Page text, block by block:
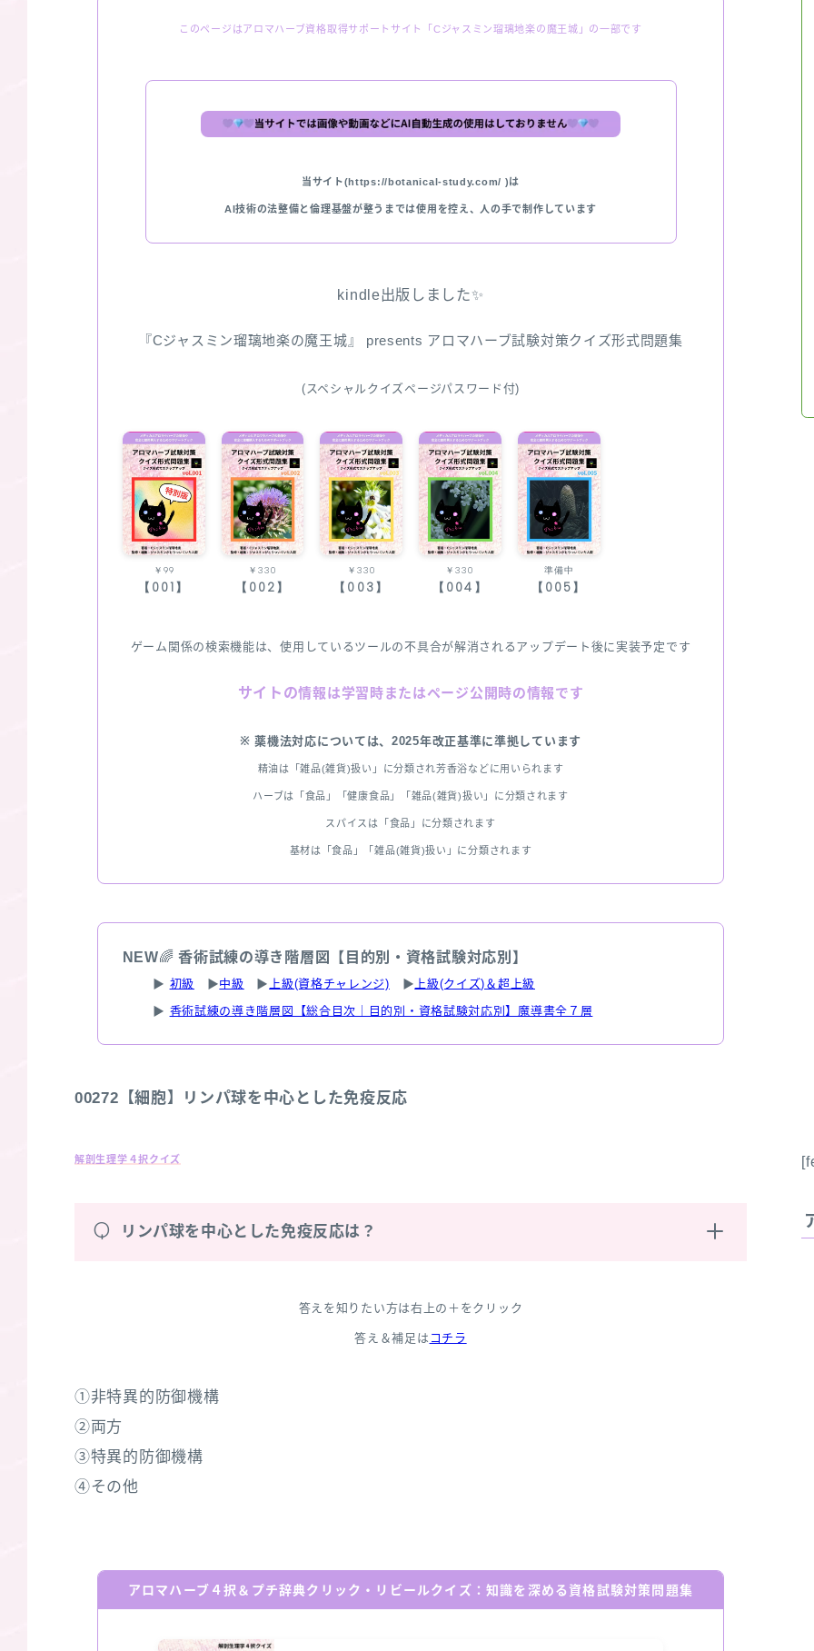
このページはアロマハーブ資格取得サポートサイト「Cジャスミン瑠璃地楽の魔王城」の一部です
当サイト(https://botanical-study.com/ )は
AI技術の法整備と倫理基盤が整うまでは使用を控え、人の手で制作しています
kindle出版しました✨
『Cジャスミン瑠璃地楽の魔王城』 presents アロマハーブ試験対策クイズ形式問題集
(スペシャルクイズページパスワード付)
￥99
【001】
￥330
【002】
￥330
【003】
￥330
【004】
準備中
【005】
ゲーム関係の検索機能は、使用しているツールの不具合が解消されるアップデート後に実装予定です
サイトの情報は学習時またはページ公開時の情報です
※ 薬機法対応については、2025年改正基準に準拠しています
精油は「雑品(雑貨)扱い」に分類され芳香浴などに用いられます
ハーブは「食品」「健康食品」「雑品(雑貨)扱い」に分類されます
スパイスは「食品」に分類されます
基材は「食品」「雑品(雑貨)扱い」に分類されます
NEW🌈香術試練の導き階層図【目的別・資格試験対応別】
▶ 初級 ▶中級 ▶ 上級(資格チャレンジ) ▶ 上級(クイズ)＆超上級
▶ 香術試練の導き階層図【総合目次｜目的別・資格試験対応別】魔導書全７層
00272【細胞】リンパ球を中心とした免疫反応
解剖生理学４択クイズ
Q リンパ球を中心とした免疫反応は？
答えを知りたい方は右上の＋をクリック
答え＆補足は コチラ
①非特異的防御機構
②両方
③特異的防御機構
④その他
アロマハーブ４択＆プチ辞典クリック・リビールクイズ：知識を深める資格試験対策問題集